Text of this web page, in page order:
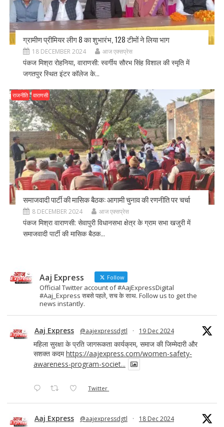
ग्रामीण प्रीमियर लीग 8 का शुभारंभ, 128 टीमों ने लिया भाग
18 DECEMBER 2024 आज एक्सप्रेस
पंकज मिश्रा रोहनिया, वाराणसी: स्वर्गीय सौरभ सिंह विशाल की स्मृति में
जगतपुर स्थित इंटर कॉलेज के...
राजनीति वाराणसी
समाजवादी पार्टी की मासिक बैठक: आगामी चुनाव की रणनीति पर चर्चा
8 DECEMBER 2024 आज एक्सप्रेस
पंकज मिश्रा वाराणसी: सेवापुरी विधानसभा क्षेत्र के ग्राम सभा खजुरी में
समाजवादी पार्टी की मासिक बैठक...
Aaj Express Follow
Official Twitter account of #AajExpressDigital
#Aaj_Express सबसे पहले, सच के साथ. Follow us to get the
news instantly.
Aaj Express @aajexpressdgtl · 19 Dec 2024
महिला सुरक्षा के प्रति जागरूकता कार्यक्रम, समाज की जिम्मेदारी और
सशक्त कदमhttps://aajexpress.com/women-safety-
awareness-program-societ...
Twitter
Aaj Express @aajexpressdgtl · 18 Dec 2024